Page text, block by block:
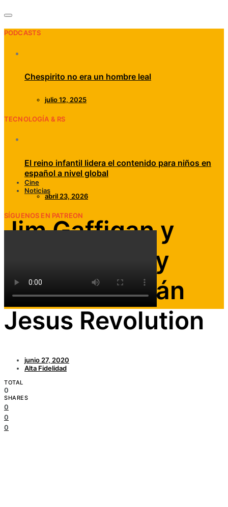
PODCASTS
Chespirito no era un hombre leal
julio 12, 2025
TECNOLOGÍA & RS
El reino infantil lidera el contenido para niños en
español a nivel global
abril 23, 2026
SÍGUENOS EN PATREON
Cine
Noticias
Jim Gaffigan y
Joel Courtney
protagonizarán
Jesus Revolution
junio 27, 2020
Alta Fidelidad
TOTAL
0
SHARES
0
0
0